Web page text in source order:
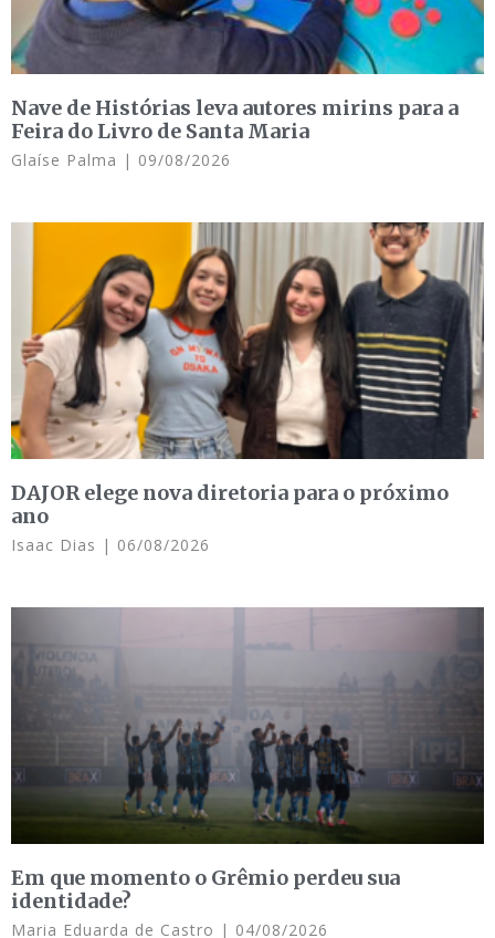
Nave de Histórias leva autores mirins para a
Feira do Livro de Santa Maria
Glaíse Palma 09/08/2026
DAJOR elege nova diretoria para o próximo
ano
Isaac Dias 06/08/2026
Em que momento o Grêmio perdeu sua
identidade?
Maria Eduarda de Castro 04/08/2026